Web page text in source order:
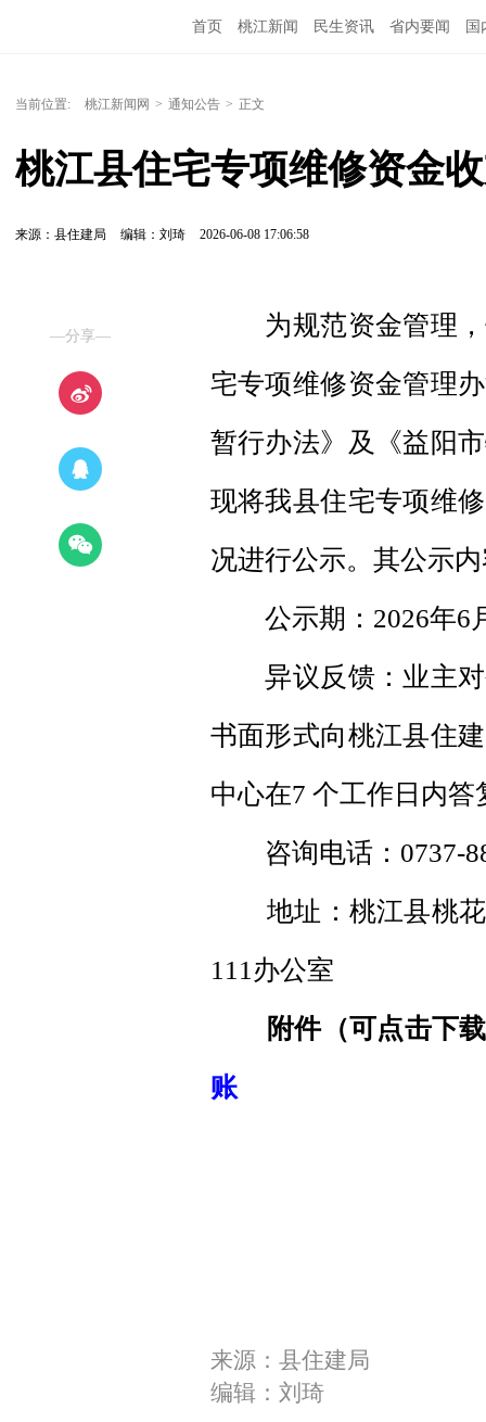
首页 桃江新闻 民生资讯 省内要闻 国
当前位置: 桃江新闻网 > 通知公告 > 正文
桃江县住宅专项维修资金
来源：县住建局 编辑：刘琦 2026-06-08 17:06:58
—分享—
为规范资金管理，
宅专项维修资金管理
暂行办法》及《益阳
现将我县住宅专项维
况进行公示。其公示
公示期：2026年6
异议反馈：业主对
书面形式向桃江县住
中心在7 个工作日内答
咨询电话：0737-
地址：桃江县桃花
111办公室
附件（可点击下
账
来源：县住建局
编辑：刘琦